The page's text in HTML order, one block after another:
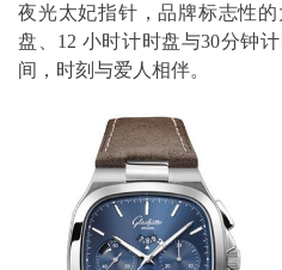
夜光太妃指针，品牌标志性
盘、12 小时计时盘与30分钟
间，时刻与爱人相伴。